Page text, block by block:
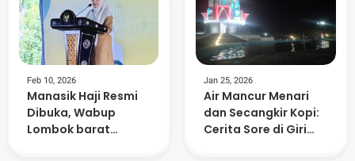
Feb 10, 2026
Manasik Haji Resmi
Dibuka, Wabup
Lombok barat
Jan 25, 2026
Air Mancur Menari
dan Secangkir Kopi:
Cerita Sore di Giri